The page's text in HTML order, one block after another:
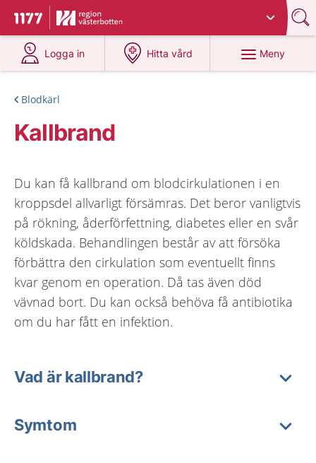
Till startsidan för 1177
Du har valt region
Logga in
på 1177.se
Hitta vård
på 1177.se
Meny
Blodkärl
Kallbrand
Du kan få kallbrand om blodcirkulationen i en
kroppsdel allvarligt försämras. Det beror vanligtvis
på rökning, åderförfettning, diabetes eller en svår
köldskada. Behandlingen består av att försöka
förbättra den cirkulation som eventuellt finns
kvar genom en operation. Då tas även död
vävnad bort. Du kan också behöva få antibiotika
om du har fått en infektion.
Vad är kallbrand?
Symtom